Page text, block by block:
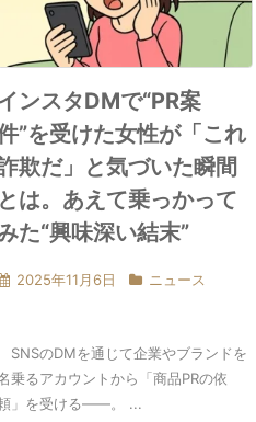
ンスタDMで“PR案
”を受けた女性が「これ
欺だ」と気づいた瞬間
とは。あえて乗っかって
た“興味深い結末”
2025年11月6日 ニュース
SNSのDMを通じて企業やブランドを
乗るアカウントから「商品PRの依
」を受ける――。 ...